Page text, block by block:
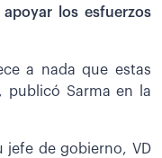
apoyar los esfuerzos
a nada que estas
publicó Sarma en la
jefe de gobierno, VD